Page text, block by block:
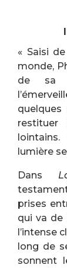
« Saisi
monde,
de sa
quelques
restituer
lumière
Dans
prises
qui va de
l’intense
long de
sonnent